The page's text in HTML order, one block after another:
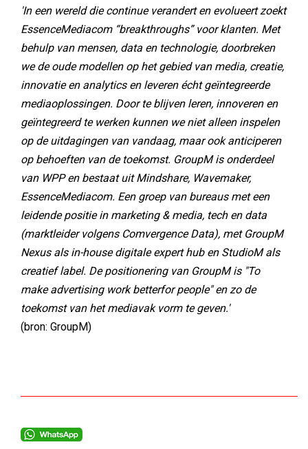
'In een wereld die continue verandert en evolueert zoekt
EssenceMediacom “breakthroughs” voor klanten. Met
behulp van mensen, data en technologie, doorbreken
we de oude modellen op het gebied van media, creatie,
innovatie en analytics en leveren écht geïntegreerde
mediaoplossingen. Door te blijven leren, innoveren en
geïntegreerd te werken kunnen we niet alleen inspelen
op de uitdagingen van vandaag, maar ook anticiperen
op behoeften van de toekomst. GroupM is onderdeel
van WPP en bestaat uit Mindshare, Wavemaker,
EssenceMediacom. Een groep van bureaus met een
leidende positie in marketing & media, tech en data
(marktleider volgens Comvergence Data), met GroupM
Nexus als in-house digitale expert hub en StudioM als
creatief label. De positionering van GroupM is "To
make advertising work betterfor people" en zo de
toekomst van het mediavak vorm te geven.'
(bron: GroupM)